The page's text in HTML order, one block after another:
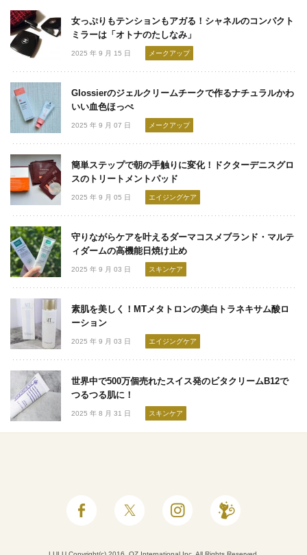
女っぷりもテンションもアガる！シャネルのコンパクト
ミラーは「オトナのたしなみ」
2025 年 9 月 15 日 メークアップ
Glossierのジェルクリームチークで作るナチュラルかわ
いい血色ほっぺ
2025 年 9 月 07 日 メークアップ
簡単ステップで朝の手触りに変化！ドクターデニスグロ
スのトリートメントパッド
2025 年 9 月 05 日 エイジングケア
守りながらケアを叶えるダーマコスメブランド・マルテ
ィダームの高機能日焼け止め
2025 年 9 月 03 日 スキンケア
素肌を美しく！MTメタトロンの美白トラネキサム酸ロ
ーション
2025 年 9 月 03 日 エイジングケア
世界中で500万個売れたスイス発のビタクリームB12で
つるつる肌に！
2025 年 8 月 31 日 スキンケア